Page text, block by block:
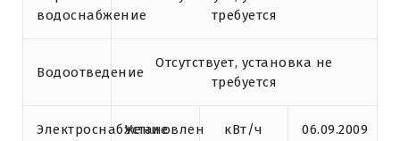
водоснабжение
требуется
Водоотведение
Отсутствует, установка не
требуется
Электроснабжение
Установлен кВт/ч 06.09.2009